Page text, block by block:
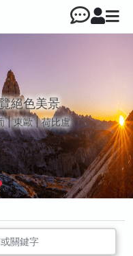
絕色美景
| 東歐 | 荷比盧
關鍵字